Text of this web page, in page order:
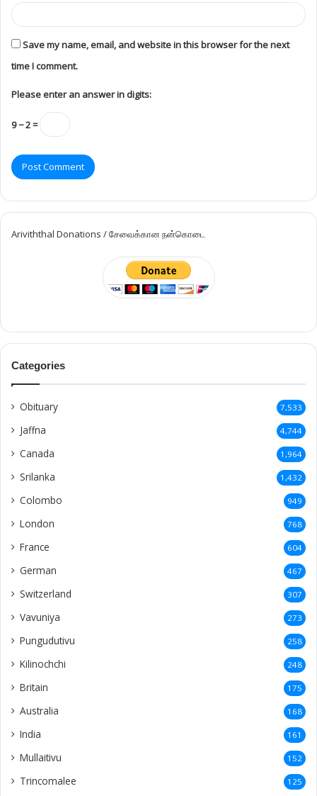
Save my name, email, and website in this browser for the next
time I comment.
Please enter an answer in digits:
9 − 2 =
Ariviththal Donations / சேவைக்கான நன்கொடை
Categories
Obituary 7,533
Jaffna 4,744
Canada 1,964
Srilanka 1,432
Colombo 949
London 768
France 604
German 467
Switzerland 307
Vavuniya 273
Pungudutivu 258
Kilinochchi 248
Britain 175
Australia 168
India 161
Mullaitivu 152
Trincomalee 125